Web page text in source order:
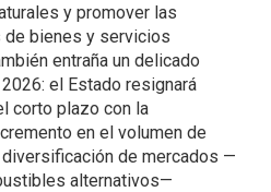
y promover las
bienes y servicios
entraña un delicado
el Estado resignará
corto plazo con la
en el volumen de
de mercados —
alternativos—